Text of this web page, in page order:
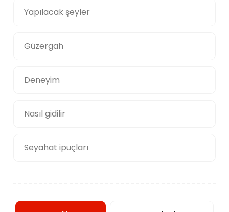
Yapılacak şeyler
Güzergah
Deneyim
Nasıl gidilir
Seyahat ipuçları